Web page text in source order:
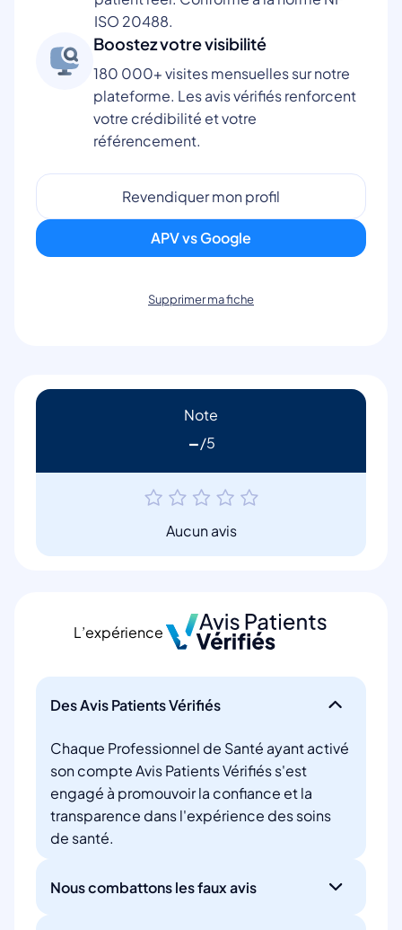
ISO 20488.
Boostez votre visibilité
180 000+ visites mensuelles sur notre
plateforme. Les avis vérifiés renforcent
votre crédibilité et votre
référencement.
Revendiquer mon profil
APV vs Google
Supprimer ma fiche
Note
-
Aucun avis
L’expérience
Des Avis Patients Vérifiés
Chaque Professionnel de Santé ayant activé
son compte Avis Patients Vérifiés s'est
engagé à promouvoir la confiance et la
transparence dans l'expérience des soins
de santé.
Nous combattons les faux avis